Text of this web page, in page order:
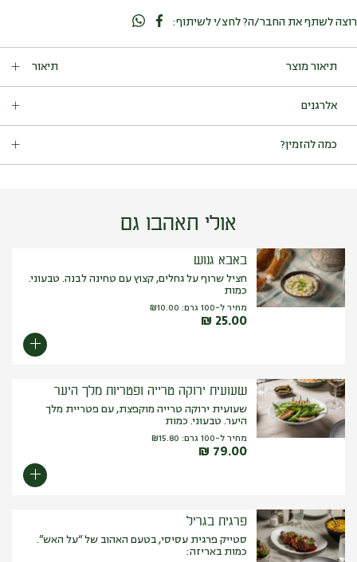
ארטישוק
רוצה לשתף את החבר/ה? לחצ/י לשיתוף:
תיאור
כמות באריזה: 4 יחידות.
אלרגנים
עלול להכיל:
סויה, סלרי.
כמה להזמין?
אולי תאהבו גם
באבא גנוש
חציל שרוף על גחלים, קצוץ עם טחינה לבנה. טבעוני.
כמות
מחיר ל-100 גרם: ₪10.00
₪ 25.00
שעועית ירוקה טרייה ופטריות מלך היער
שעועית ירוקה טרייה מוקפצת, עם פטריית מלך
היער. טבעוני. כמות
מחיר ל-100 גרם: ₪15.80
₪ 79.00
פרגית בגריל
סטייק פרגית עסיסי, בטעם האהוב של “על האש”.
כמות באריזה: